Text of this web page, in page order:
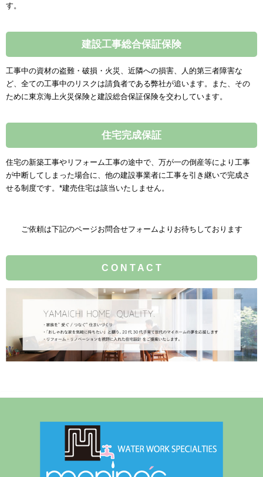
す。
建設工事総合保証保険
工事中の資材の盗難・破損・火災、近隣への損害、人的第三者障害な
ど、全ての工事中のリスクは請負者である弊社が追います。また、その
ために東京海上火災保険と建設総合保証保険を交わしています。
住宅完成保証
住宅の新築工事やリフォーム工事の途中で、万が一の倒産等により工事
が中断してしまった場合に、他の建設事業者に工事を引き継いで完成さ
せる制度です。*建売住宅は該当いたしません。
ご依頼は下記のページお問合せフォームよりお待ちしております
C O N T A C T